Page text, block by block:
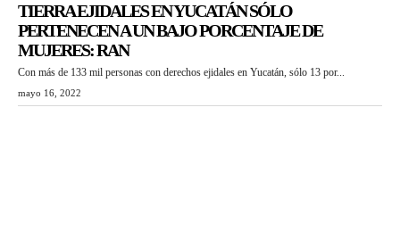
TIERRA EJIDALES EN YUCATÁN SÓLO
PERTENECEN A UN BAJO PORCENTAJE DE
MUJERES: RAN
Con más de 133 mil personas con derechos ejidales en Yucatán, sólo 13 por...
mayo 16, 2022